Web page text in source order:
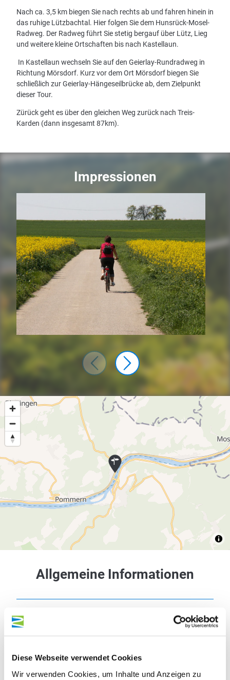
Diese Webseite verwendet Cookies
Wir verwenden Cookies, um Inhalte und Anzeigen zu
Nach ca. 3,5 km biegen Sie nach rechts ab und fahren hinein in
das ruhige Lützbachtal. Hier folgen Sie dem Hunsrück-Mosel-
Radweg. Der Radweg führt Sie stetig bergauf über Lütz, Lieg
und weitere kleine Ortschaften bis nach Kastellaun.
In Kastellaun wechseln Sie auf den Geierlay-Rundradweg in
Richtung Mörsdorf. Kurz vor dem Ort Mörsdorf biegen Sie
schließlich zur Geierlay-Hängeseilbrücke ab, dem Zielpunkt
dieser Tour.
Zürück geht es über den gleichen Weg zurück nach Treis-
Karden (dann insgesamt 87km).
Impressionen
Allgemeine Informationen
Sicherheitshinweise